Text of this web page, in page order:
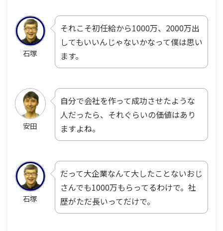
石塚
それこそ初任給から1000万、2000万出
してもいいんじゃないかなって僕は思い
ます。
安田
自分で会社を作って成功させたような
人だったら、それぐらいの価値はあり
ますよね。
石塚
だって大企業なんて大したことないおじ
さんでも1000万もらってるわけで。社
歴がただ長いってだけで。